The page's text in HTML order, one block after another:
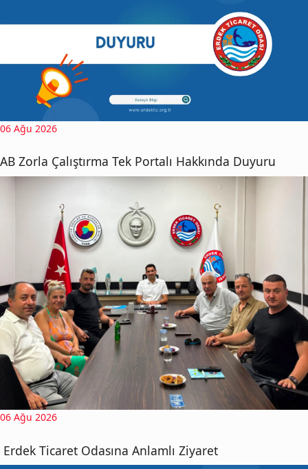
06 Ağu 2026
AB Zorla Çalıştırma Tek Portalı Hakkında Duyuru
06 Ağu 2026
Erdek Ticaret Odasına Anlamlı Ziyaret